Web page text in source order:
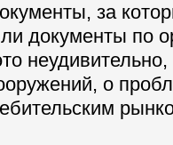
за
документы по
о